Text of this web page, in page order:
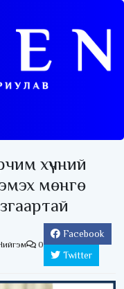
хүчний
мөнгө
0
Facebook
Twitter